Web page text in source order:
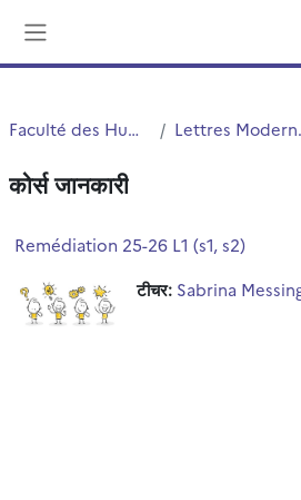
Faculté des Humanités
कोर्स जानकारी
Remédiation 25-26 L1 (s1, s2)
टीचर: Sabrina